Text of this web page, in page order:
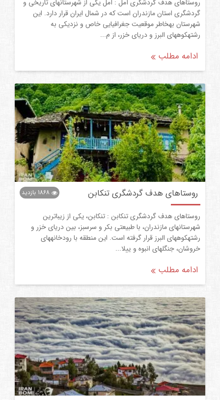
روستاهای هدف گردشگری آمل : آمل یکی از شهرستانهای تاریخی و
گردشگری استان مازندران است که در شمال ایران قرار دارد. این
شهرستان بهخاطر موقعیت جغرافیایی خاص و نزدیکی به
رشتهکوههای البرز و دریای خزر، از م...
ادامه مطلب
روستاهای هدف گردشگری تنکابن 1868 بازدید
روستاهای هدف گردشگری تنکابن : تنکابن، یکی از زیباترین
شهرستانهای مازندران، با طبیعتی بکر و سرسبز، بین دریای خزر و
رشتهکوههای البرز قرار گرفته است. این منطقه با رودخانههای
خروشان، جنگلهای انبوه و ییلا...
ادامه مطلب